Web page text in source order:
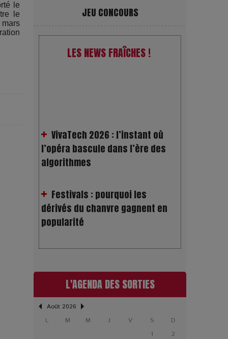
le
le
JEU CONCOURS
LES NEWS FRAÎCHES !
algorithmes
Festivals : pourquoi les
popularité
Les Rayons et les Ombres :
Gourou : quand le business du
bonheur devient un thriller
LOL 2.0 : aimer, grandir et se
L'AGENDA DES SORTIES
Août 2026
L
M M J V S
D
1
2